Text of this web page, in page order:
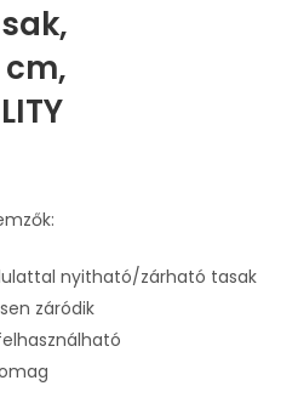
cm,
nyitható/zárható tasak
záródik